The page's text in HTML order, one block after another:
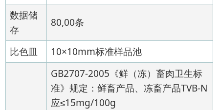
数据储
存
80,00条
比色皿 10×10mm标准样品池
GB2707-2005《鲜（冻）畜肉卫生标
准》规定：鲜畜产品、冻畜产品TVB-N
应≤15mg/100g